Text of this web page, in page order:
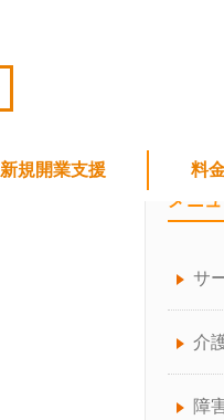
新規開業支援 料
メニュ
サ
介
障